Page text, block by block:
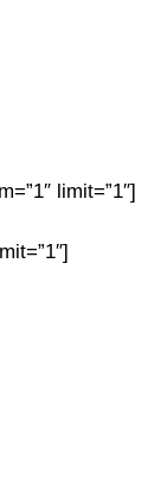
limit=”1″]